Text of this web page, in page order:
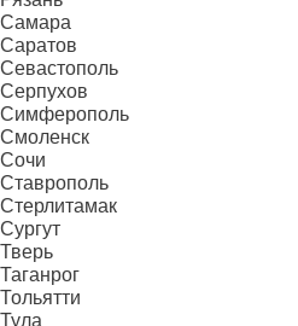
Самара
Саратов
Севастополь
Серпухов
Симферополь
Смоленск
Сочи
Ставрополь
Стерлитамак
Сургут
Тверь
Таганрог
Тольятти
Тула